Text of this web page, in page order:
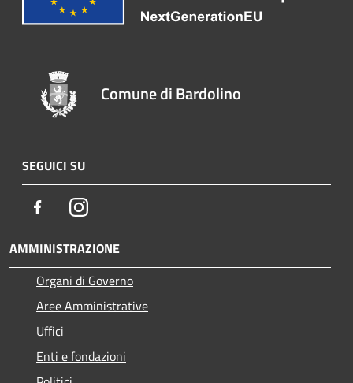
Comune di Bardolino
SEGUICI SU
FacebookInstagram
AMMINISTRAZIONE
Organi di Governo
Aree Amministrative
Uffici
Enti e fondazioni